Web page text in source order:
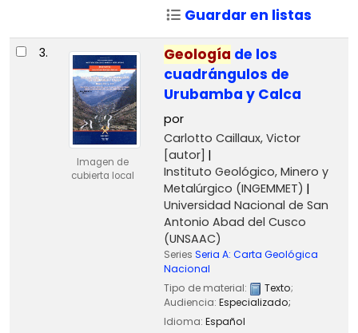
Guardar en listas
3.
Imagen de
cubierta local
Geología de los
cuadrángulos de
Urubamba y Calca
por
Carlotto Caillaux, Victor
[autor]
Instituto Geológico, Minero y
Metalúrgico (INGEMMET)
Universidad Nacional de San
Antonio Abad del Cusco
(UNSAAC)
Series Seria A: Carta Geológica
Nacional
Tipo de material:
Texto;
Audiencia: Especializado;
Idioma: Español